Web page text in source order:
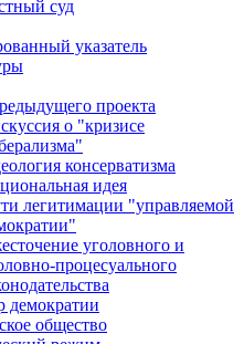
суд
указатель
проекта
о "кризисе
консерватизма
идея
легитимации "управляемой
уголовного и
процесуального
демократии
общество